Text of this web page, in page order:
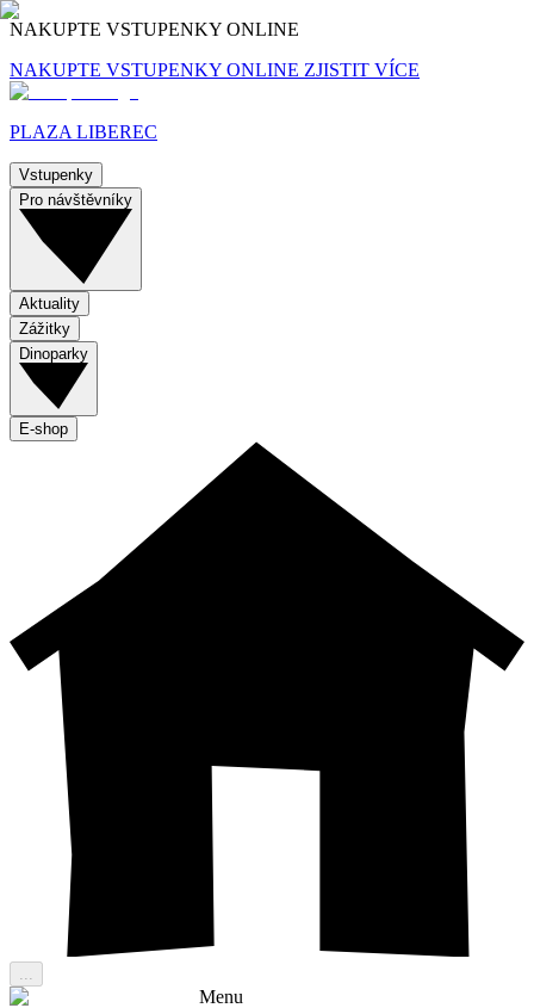
NAKUPTE VSTUPENKY ONLINE
NAKUPTE VSTUPENKY ONLINE ZJISTIT VÍCE
PLAZA LIBEREC
Vstupenky
Pro návštěvníky
Aktuality
Zážitky
Dinoparky
E-shop
Menu